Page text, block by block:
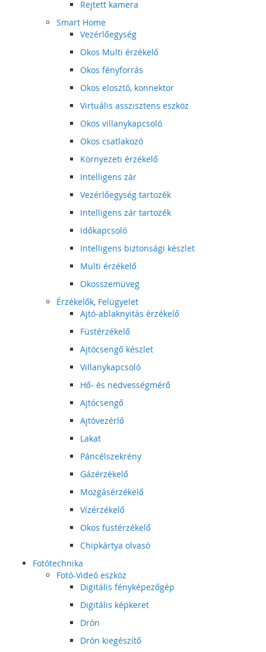
Rejtett kamera
Smart Home
Vezérlőegység
Okos Multi érzékelő
Okos fényforrás
Okos elosztó, konnektor
Virtuális asszisztens eszköz
Okos villanykapcsoló
Okos csatlakozó
Környezeti érzékelő
Intelligens zár
Vezérlőegység tartozék
Intelligens zár tartozék
Időkapcsoló
Intelligens biztonsági készlet
Multi érzékelő
Okosszemüveg
Érzékelők, Felügyelet
Ajtó-ablaknyitás érzékelő
Füstérzékelő
Ajtócsengő készlet
Villanykapcsoló
Hő- és nedvességmérő
Ajtócsengő
Ajtóvezérlő
Lakat
Páncélszekrény
Gázérzékelő
Mozgásérzékelő
Vízérzékelő
Okos füstérzékelő
Chipkártya olvasó
Fotótechnika
Fotó-Videó eszköz
Digitális fényképezőgép
Digitális képkeret
Drón
Drón kiegészítő